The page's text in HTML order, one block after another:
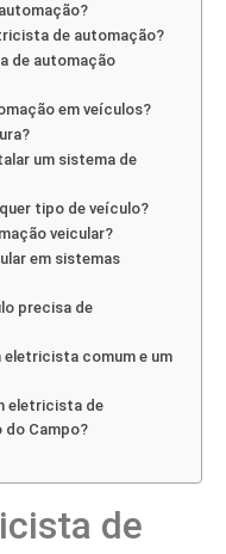
de automação?
de automação
em veículos?
um sistema de
tipo de veículo?
veicular?
em sistemas
precisa de
eletricista comum e um
eletricista de
do Campo?
de